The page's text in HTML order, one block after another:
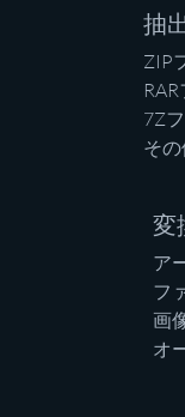
抽
ZIP
7Z
そ
変
ア
フ
画
オ